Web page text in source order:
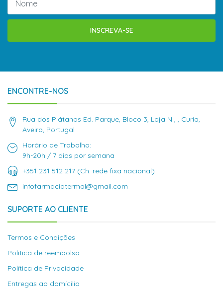
INSCREVA-SE
ENCONTRE-NOS
Rua dos Plátanos Ed. Parque, Bloco 3, Loja N , , Curia,
Aveiro, Portugal
Horário de Trabalho:
9h-20h / 7 dias por semana
+351 231 512 217 (Ch. rede fixa nacional)
infofarmaciatermal@gmail.com
SUPORTE AO CLIENTE
Termos e Condições
Politica de reembolso
Política de Privacidade
Entregas ao domícilio